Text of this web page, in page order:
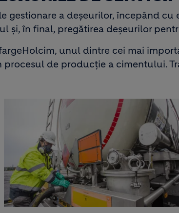
gestionare a deșeurilor, începând
și, în final, pregătirea deșeurilor
unul dintre cei mai
procesul de producţie a cimentului.